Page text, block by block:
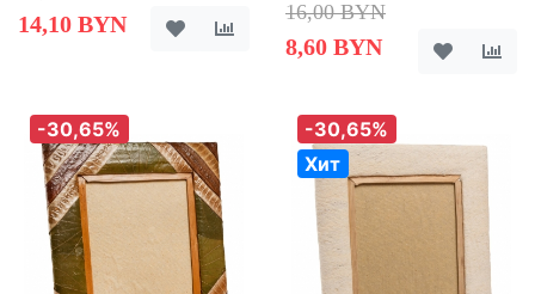
14,10 BYN
16,00 BYN
8,60 BYN
-30,65%
-30,65%
Хит